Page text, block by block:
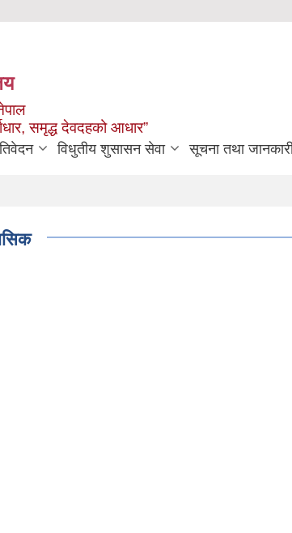
समृद्ध देवदहको आधार”
विधुतीय शुसासन सेवा सूचना तथा